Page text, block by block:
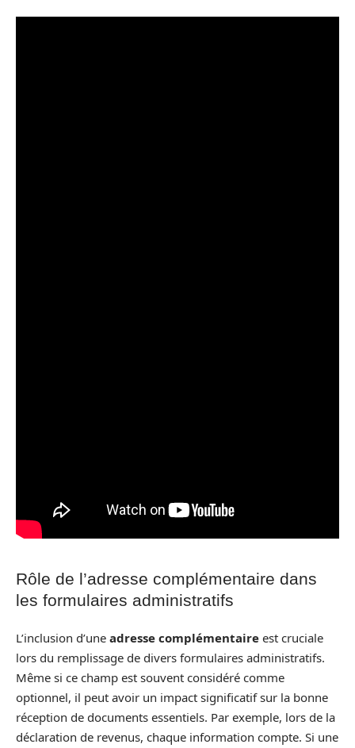
Rôle de l’adresse complémentaire dans
les formulaires administratifs
L’inclusion d’une adresse complémentaire est cruciale
lors du remplissage de divers formulaires administratifs.
Même si ce champ est souvent considéré comme
optionnel, il peut avoir un impact significatif sur la bonne
réception de documents essentiels. Par exemple, lors de la
déclaration de revenus, chaque information compte. Si une